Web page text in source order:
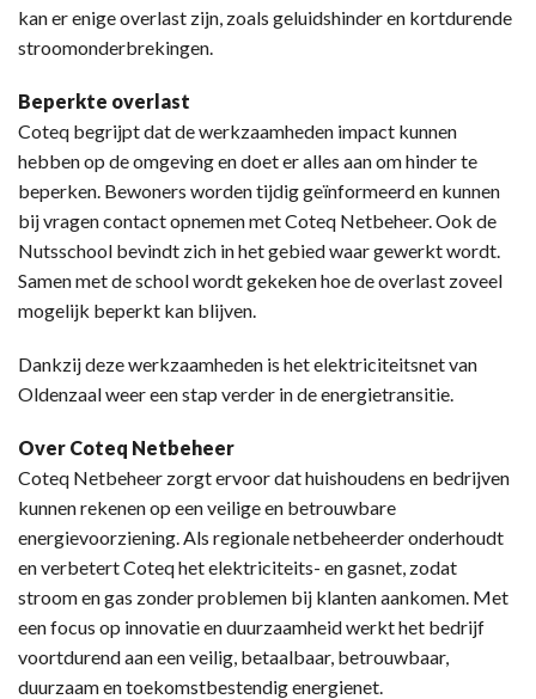
kan er enige overlast zijn, zoals geluidshinder en kortdurende
stroomonderbrekingen.
Beperkte overlast
Coteq begrijpt dat de werkzaamheden impact kunnen
hebben op de omgeving en doet er alles aan om hinder te
beperken. Bewoners worden tijdig geïnformeerd en kunnen
bij vragen contact opnemen met Coteq Netbeheer. Ook de
Nutsschool bevindt zich in het gebied waar gewerkt wordt.
Samen met de school wordt gekeken hoe de overlast zoveel
mogelijk beperkt kan blijven.
Dankzij deze werkzaamheden is het elektriciteitsnet van
Oldenzaal weer een stap verder in de energietransitie.
Over Coteq Netbeheer
Coteq Netbeheer zorgt ervoor dat huishoudens en bedrijven
kunnen rekenen op een veilige en betrouwbare
energievoorziening. Als regionale netbeheerder onderhoudt
en verbetert Coteq het elektriciteits- en gasnet, zodat
stroom en gas zonder problemen bij klanten aankomen. Met
een focus op innovatie en duurzaamheid werkt het bedrijf
voortdurend aan een veilig, betaalbaar, betrouwbaar,
duurzaam en toekomstbestendig energienet.